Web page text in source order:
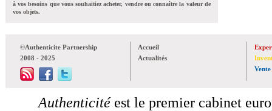
à vos besoins que vous souhaitiez acheter, vendre ou connaître la valeur de
vos objets.
©Authenticite Partnership
2008 - 2025
Accueil
Actualités
Vente
Authenticitéest le premier cabinet